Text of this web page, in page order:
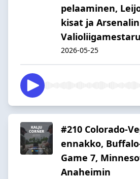
pelaaminen,
kisat ja Arsenalin
2026-05-25
#210 Colorado-
ennakko,
Game 7,
Anaheimin